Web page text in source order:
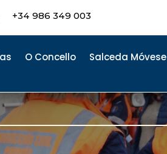
+34 986 349 003
O Concello Salceda Móvese